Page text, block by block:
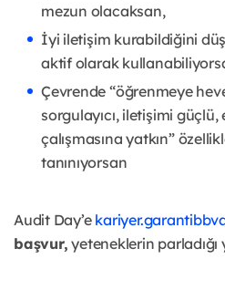
mezun olacaksan,
İyi iletişim kurabildiğini
aktif olarak
Çevrende “öğrenmeye
sorgulayıcı, iletişimi güçlü,
çalışmasına yatkın”
tanınıyorsan
Audit Day’e
başvur, yeteneklerin parladığı